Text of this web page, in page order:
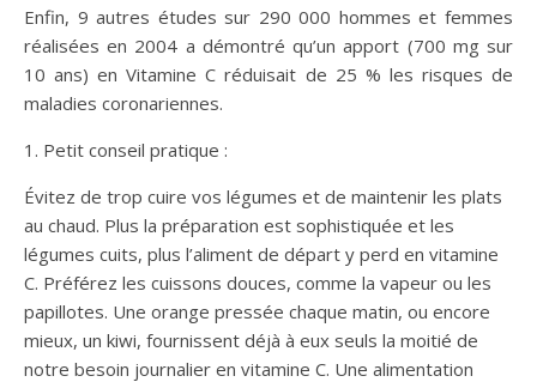
Enfin, 9 autres études sur 290 000 hommes et femmes
réalisées en 2004 a démontré qu’un apport (700 mg sur
10 ans) en Vitamine C réduisait de 25 % les risques de
maladies coronariennes.
1. Petit conseil pratique :
Évitez de trop cuire vos légumes et de maintenir les plats
au chaud. Plus la préparation est sophistiquée et les
légumes cuits, plus l’aliment de départ y perd en vitamine
C. Préférez les cuissons douces, comme la vapeur ou les
papillotes. Une orange pressée chaque matin, ou encore
mieux, un kiwi, fournissent déjà à eux seuls la moitié de
notre besoin journalier en vitamine C. Une alimentation